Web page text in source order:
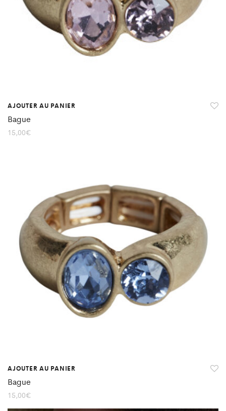
AJOUTER AU PANIER
Bague
15,00€
AJOUTER AU PANIER
Bague
15,00€